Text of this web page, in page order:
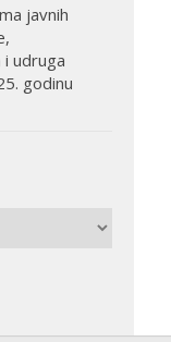
javnih
udruga
godinu